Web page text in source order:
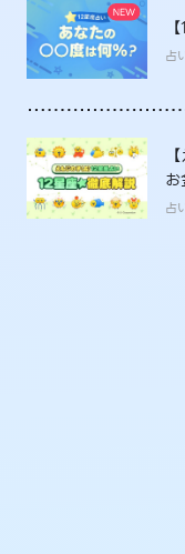
占
底
占